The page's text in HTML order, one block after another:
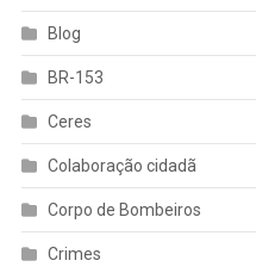
Blog
BR-153
Ceres
Colaboração cidadã
Corpo de Bombeiros
Crimes